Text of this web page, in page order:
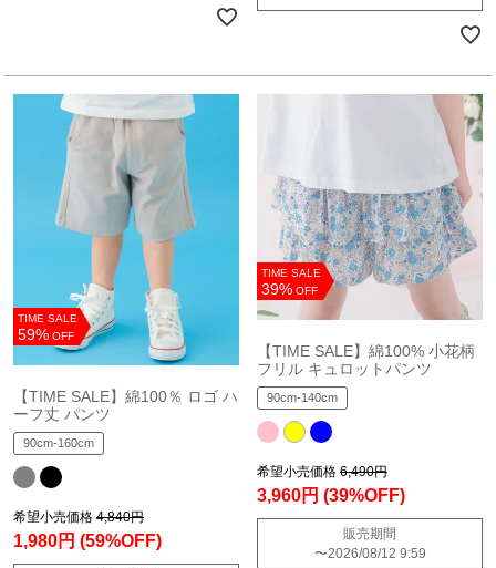
TIME SALE
59% OFF
【TIME SALE】綿100％ ロゴ ハ
ーフ丈 パンツ
90cm-160cm
希望小売価格 4,840円
1,980円 (59%OFF)
TIME SALE
39% OFF
【TIME SALE】綿100% 小花柄
フリル キュロットパンツ
90cm-140cm
希望小売価格 6,490円
3,960円 (39%OFF)
販売期間
〜2026/08/12 9:59